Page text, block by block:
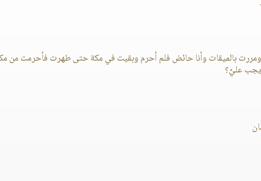
ومررت بالميقات وأنا حائض فلم أحرم وبقيت في مكة حتى طهرت فأحرمت من
يجب عليَّ؟